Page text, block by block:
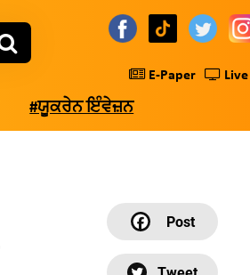
E-Paper Live
#ਯੂਕਰੇਨ ਇੰਵੇਜ਼ਨ